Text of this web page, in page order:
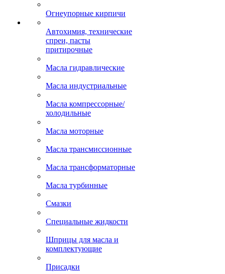
Огнеупорные кирпичи
Автохимия, технические
спреи, пасты
притирочные
Масла гидравлические
Масла индустриальные
Масла компрессорные/
холодильные
Масла моторные
Масла трансмиссионные
Масла трансформаторные
Масла турбинные
Смазки
Специальные жидкости
Шприцы для масла и
комплектующие
Присадки